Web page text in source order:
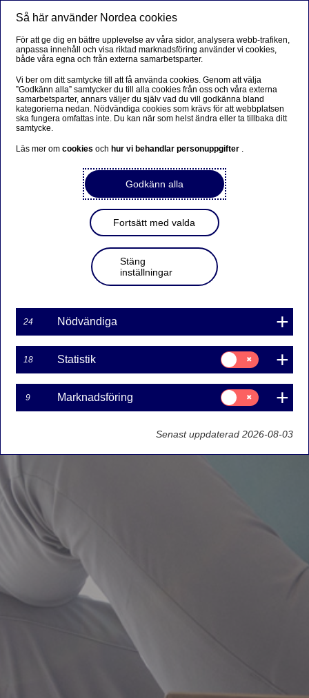
Så här använder Nordea cookies
För att ge dig en bättre upplevelse av våra sidor, analysera webb-trafiken,
anpassa innehåll och visa riktad marknadsföring använder vi cookies,
både våra egna och från externa samarbetsparter.
Vi ber om ditt samtycke till att få använda cookies. Genom att välja
”Godkänn alla” samtycker du till alla cookies från oss och våra externa
samarbetsparter, annars väljer du själv vad du vill godkänna bland
kategorierna nedan. Nödvändiga cookies som krävs för att webbplatsen
ska fungera omfattas inte. Du kan när som helst ändra eller ta tillbaka ditt
samtycke.
Läs mer omcookiesoch hur vi behandlar personuppgifter .
Godkänn alla
Fortsätt med valda
Stäng
inställningar
24 Nödvändiga
18 Statistik
Samtycke
för:
Statistik
9 Marknadsföring
Samtycke
för:
Marknadsföring
Senast uppdaterad 2026-08-03